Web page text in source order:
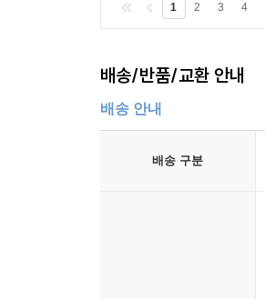
1 2 3 4
배송/반품/교환 안내
배송 안내
배송 구분